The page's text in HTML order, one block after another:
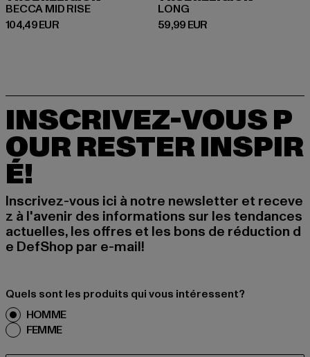
BECCA MID RISE
104,49 EUR
Prix courant: 104,49 EUR
LONG
59,99 EUR
Prix courant: 59,99 EUR
INSCRIVEZ-VOUS P
OUR RESTER INSPIR
É!
Inscrivez-vous ici à notre newsletter et receve
z à l'avenir des informations sur les tendances
actuelles, les offres et les bons de réduction d
e DefShop par e-mail!
Quels sont les produits qui vous intéressent?
HOMME
FEMME